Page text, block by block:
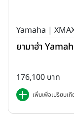
Yamaha |
ยามาฮ่า
176,100 บาท
เพิ่มเพื่อเปรียบเ